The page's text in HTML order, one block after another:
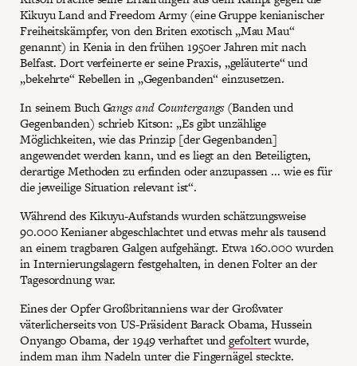
Kikuyu Land and Freedom Army (eine Gruppe kenianischer
Freiheitskämpfer, von den Briten exotisch „Mau Mau“
genannt) in Kenia in den frühen 1950er Jahren mit nach
Belfast. Dort verfeinerte er seine Praxis, „geläuterte“ und
„bekehrte“ Rebellen in „Gegenbanden“ einzusetzen.
In seinem BuchGangs and Countergangs(Banden und
Gegenbanden) schrieb Kitson: „Es gibt unzählige
Möglichkeiten, wie das Prinzip [der Gegenbanden]
angewendet werden kann, und es liegt an den Beteiligten,
derartige Methoden zu erfinden oder anzupassen ... wie es für
die jeweilige Situation relevant ist“.
Während des Kikuyu-Aufstands wurden schätzungsweise
90.000 Kenianer abgeschlachtet und etwas mehr als tausend
an einem tragbaren Galgen aufgehängt. Etwa 160.000 wurden
in Internierungslagern festgehalten, in denen Folter an der
Tagesordnung war.
Eines der Opfer Großbritanniens war der Großvater
väterlicherseits von US-Präsident Barack Obama, Hussein
Onyango Obama, der 1949 verhaftet undgefoltertwurde,
indem man ihm Nadeln unter die Fingernägel steckte.